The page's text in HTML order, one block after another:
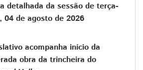
detalhada da sessão de terça-
04 de agosto de 2026
acompanha início da
obra da trincheira do